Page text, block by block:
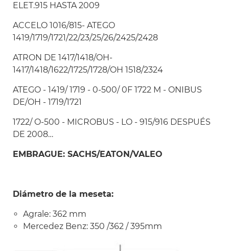
ELET.915 HASTA 2009
ACCELO 1016/815- ATEGO
1419/1719/1721/22/23/25/26/2425/2428
ATRON DE 1417/1418/OH-
1417/1418/1622/1725/1728/OH 1518/2324
ATEGO - 1419/ 1719 - 0-500/ 0F 1722 M - ONIBUS
DE/OH - 1719/1721
1722/ O-500 - MICROBUS - LO - 915/916 DESPUÉS
DE 2008…
EMBRAGUE: SACHS/EATON/VALEO
Diámetro de la meseta:
Agrale: 362 mm
Mercedez Benz: 350 /362 / 395mm